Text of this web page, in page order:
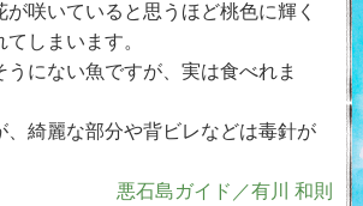
咲いていると思うほど桃色に輝く
しまいます。
にない魚ですが、実は食べれま
綺麗な部分や背ビレなどは毒針が
悪石島ガイド／有川 和則